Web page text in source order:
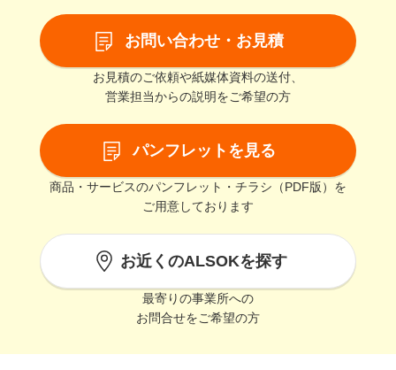
お問い合わせ・お見積
お見積のご依頼や紙媒体資料の送付、
営業担当からの説明をご希望の方
パンフレットを見る
商品・サービスのパンフレット・チラシ（PDF版）を
ご用意しております
お近くのALSOKを探す
最寄りの事業所への
お問合せをご希望の方